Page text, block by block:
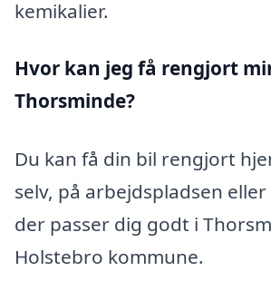
kemikalier.
Hvor kan jeg få rengjort
Thorsminde?
Du kan få din bil rengjort
selv, på arbejdspladsen
der passer dig godt i
Holstebro kommune.